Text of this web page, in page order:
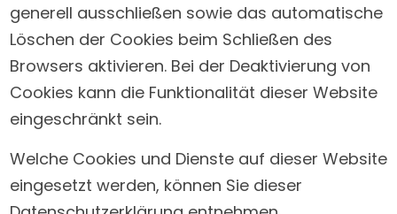
generell ausschließen sowie das automatische
Löschen der Cookies beim Schließen des
Browsers aktivieren. Bei der Deaktivierung von
Cookies kann die Funktionalität dieser Website
eingeschränkt sein.
Welche Cookies und Dienste auf dieser Website
eingesetzt werden, können Sie dieser